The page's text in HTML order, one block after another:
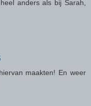
anders als bij Sarah,
maakten! En weer